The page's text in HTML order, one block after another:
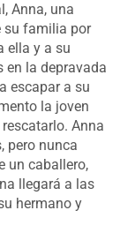
Anna, una
su familia por
ella y a su
en la depravada
escapar a su
la joven
Anna
pero nunca
un caballero,
llegará a las
hermano y